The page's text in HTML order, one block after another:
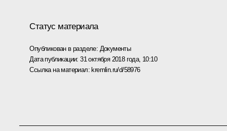
Статус материала
Опубликован в разделе: Документы
Дата публикации:31 октября 2018 года, 10:10
Ссылка на материал: kremlin.ru/d/58976